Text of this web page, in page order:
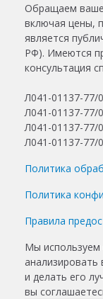
Обращаем
включая цены,
является
РФ). Имеются
консультация
Л041-01137-77/
Л041-01137-77/
Л041-01137-77/
Л041-01137-77/
Политика
Политика
Правила
Мы используем
анализировать
и делать его
вы